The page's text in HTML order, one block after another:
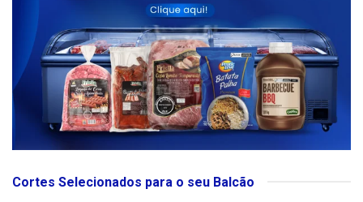
Cortes Selecionados para o seu Balcão